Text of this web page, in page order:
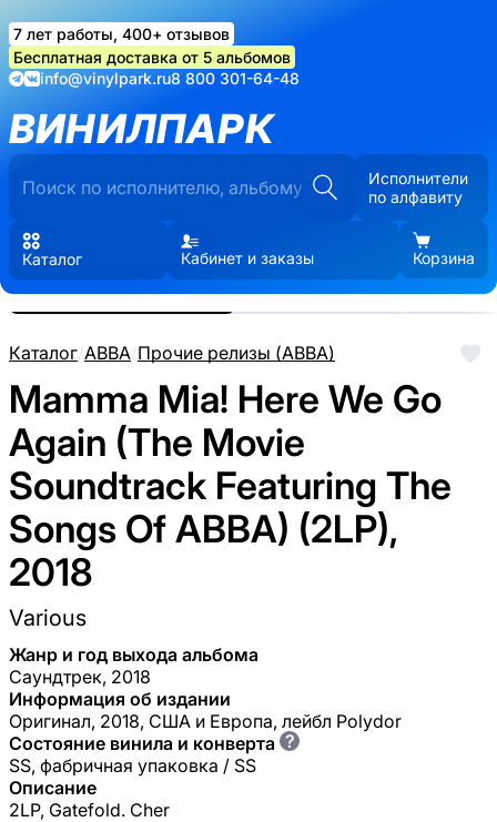
7 лет работы, 400+ отзывов
Бесплатная доставка от 5 альбомов
info@vinylpark.ru8 800 301-64-48
ВИНИЛПАРК
Исполнители
по алфавиту
Каталог Кабинет и заказы Корзина
Каталог/ABBA/Прочие релизы (ABBA)
Mamma Mia! Here We Go
Again (The Movie
Soundtrack Featuring The
Songs Of ABBA) (2LP),
2018
Various
Жанр и год выхода альбома
Саундтрек, 2018
Информация об издании
Оригинал, 2018, США и Европа, лейбл Polydor
Состояние винила и конверта ?
SS, фабричная упаковка / SS
Описание
2LP, Gatefold. Cher
Реальные фото пластинки.
Нажмите, чтобы увеличить